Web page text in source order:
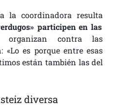
la coordinadora resulta
participen en las
contra las
«Lo es porque entre esas
están también las del
diversa